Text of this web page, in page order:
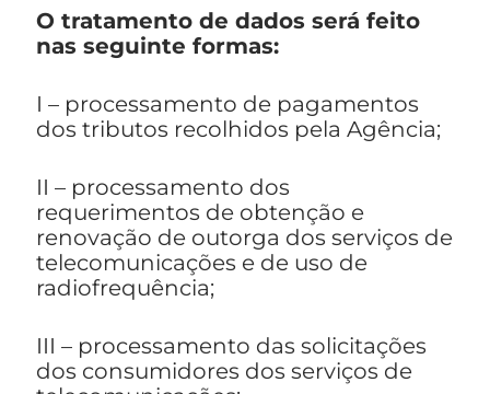
O tratamento de dados será feito
nas seguinte formas:
I – processamento de pagamentos
dos tributos recolhidos pela Agência;
II – processamento dos
requerimentos de obtenção e
renovação de outorga dos serviços de
telecomunicações e de uso de
radiofrequência;
III – processamento das solicitações
dos consumidores dos serviços de